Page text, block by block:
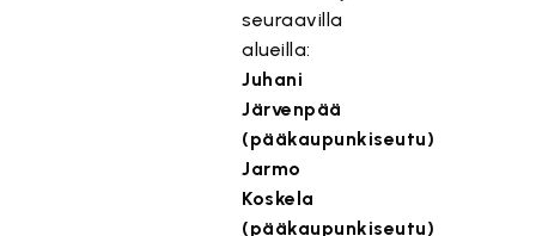
seuraavilla
alueilla:
Juhani
Järvenpää
(pääkaupunkiseutu)
Jarmo
Koskela
(pääkaupunkiseutu)